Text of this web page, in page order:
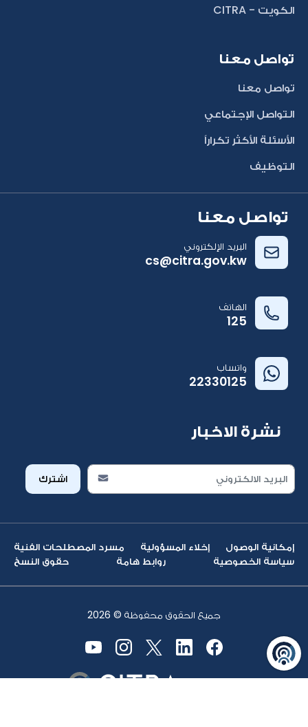
الكويت - CITRA
تواصل معنا
تواصل معنا
التواصل الإجتماعي
الأسئلة الأكثر تكراراً
التوظيف
تواصل معنا
البريد الإلكتروني
cs@citra.gov.kw
الهاتف
125
واتساب
22330125
نشرة الاخبار
اشترك
إمكانية الوصول إخلاء المسؤولية
مسرد المصطلحات الفنية
سياسة الخصوصية
روابط هامة حقوق النسخ
جميع الحقوق محفوظة © 2026